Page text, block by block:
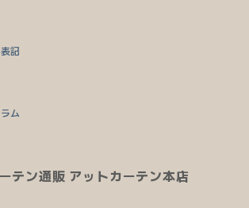
記
ム
テン通販 アットカーテン本店